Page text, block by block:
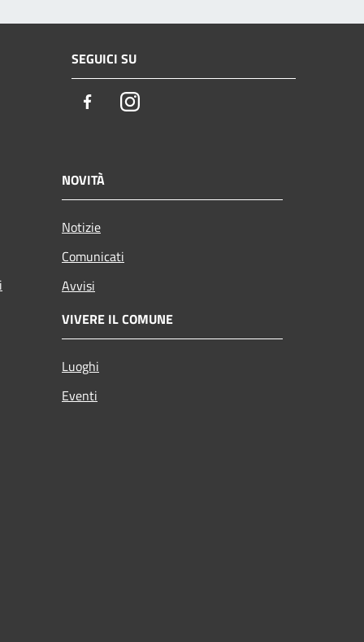
SEGUICI SU
FacebookInstagram
NOVITÀ
Notizie
Comunicati
Avvisi
VIVERE IL COMUNE
Luoghi
Eventi